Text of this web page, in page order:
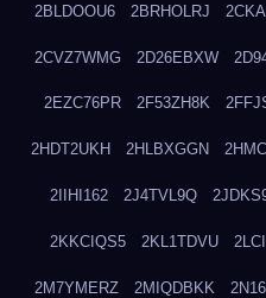
2BLDOOU6 2BRHOLRJ
2CVZ7WMG 2D26EBXW
2EZC76PR 2F53ZH8K
2HDT2UKH 2HLBXGGN
2IIHI162 2J4TVL9Q
2KKCIQS5 2KL1TDVU
2M7YMERZ 2MIQDBKK